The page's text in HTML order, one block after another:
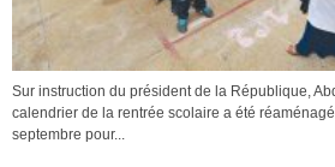
Sur instruction du président de la République,
calendrier de la rentrée scolaire a été
septembre pour...